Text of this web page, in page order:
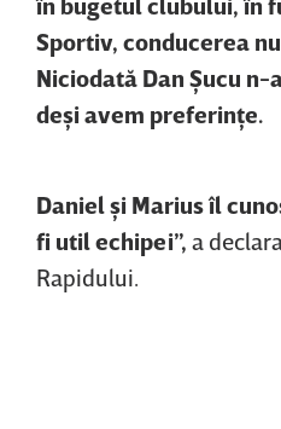
Sportiv, conducerea
Niciodată Dan Şucu
deşi avem preferinţe.
Daniel şi Marius îl
fi util echipei”, a
Rapidului.